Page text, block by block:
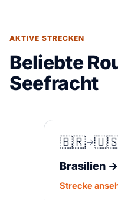
AKTIVE STRECKEN
Beliebte
Seefracht
🇧🇷
Brasilien →
Strecke